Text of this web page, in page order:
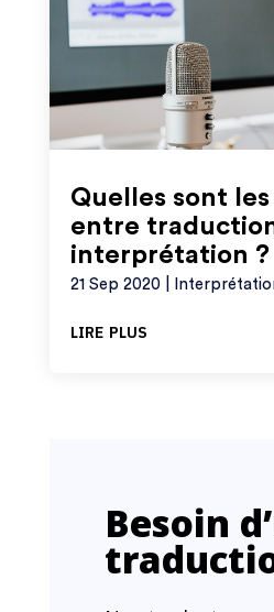
Quelles sont
entre
interprétation ?
21 Sep 2020|
lire plus
Besoin